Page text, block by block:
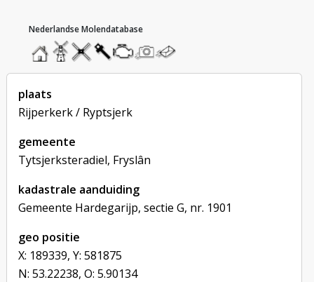
homemolendatabase
roedendatabase
assendatabase
motorendatabase
stuur
een
foto
stuur
een
bericht
plaats
Rijperkerk / Ryptsjerk
gemeente
Tytsjerksteradiel, Fryslân
kadastrale aanduiding
Gemeente Hardegarijp, sectie G, nr. 1901
geo positie
X: 189339, Y: 581875
N: 53.22238, O: 5.90134